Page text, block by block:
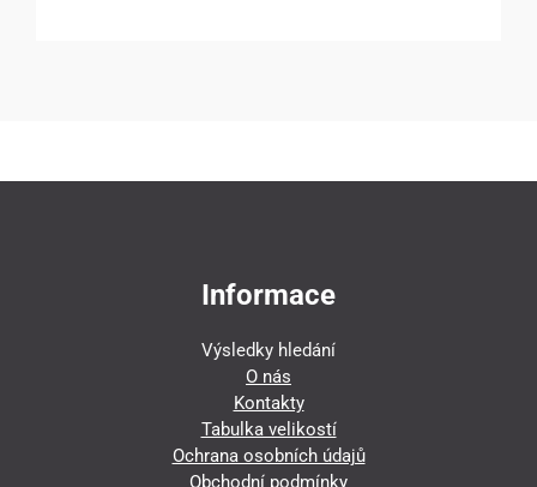
Informace
Výsledky hledání
O nás
Kontakty
Tabulka velikostí
Ochrana osobních údajů
Obchodní podmínky